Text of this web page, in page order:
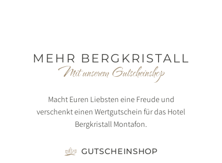
MEHR BERGKRISTALL
Mit unserem Gutscheinshop
Macht Euren Liebsten eine Freude und
verschenkt einen Wertgutschein für das Hotel
Bergkristall Montafon.
GUTSCHEINSHOP